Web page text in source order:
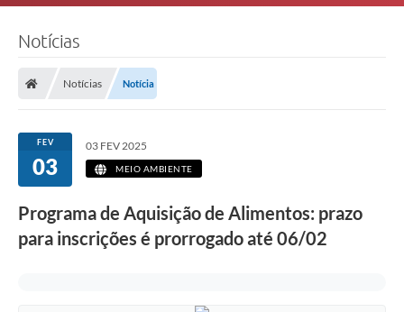
A Cidade
Publicações Oficiais
Coronavírus
Notícias
Notícias Notícia
FEV
03
03 FEV 2025
MEIO AMBIENTE
Programa de Aquisição de Alimentos: prazo
para inscrições é prorrogado até 06/02